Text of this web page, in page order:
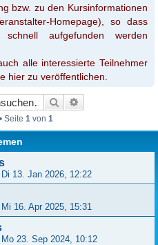
bzw. zu den Kursinformationen
Homepage), so dass
schnell aufgefunden werden
alle interessierte Teilnehmer
hier zu veröffentlichen.
Suche
Seite 1von 1
Di 13. Jan 2026, 12:22
Mi 16. Apr 2025, 15:31
Mo 23. Sep 2024, 10:12